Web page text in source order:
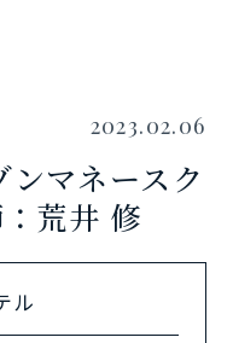
2023.02.06
マネースク
荒井 修
ル